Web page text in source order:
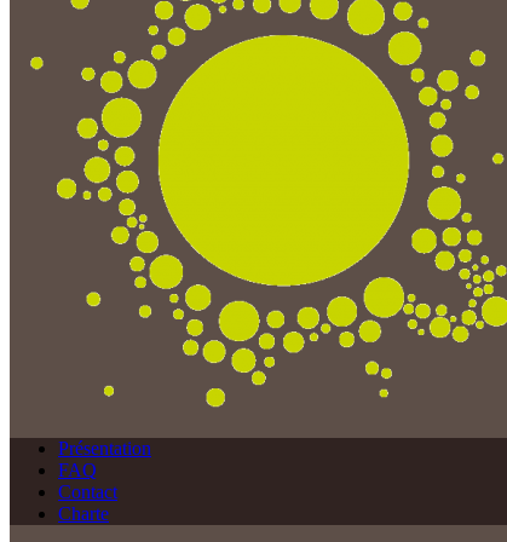
Présentation
FAQ
Contact
Charte